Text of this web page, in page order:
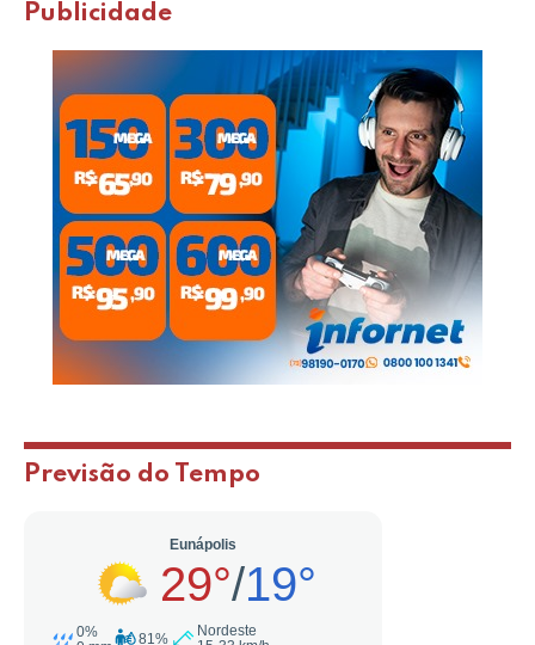
Publicidade
Previsão do Tempo